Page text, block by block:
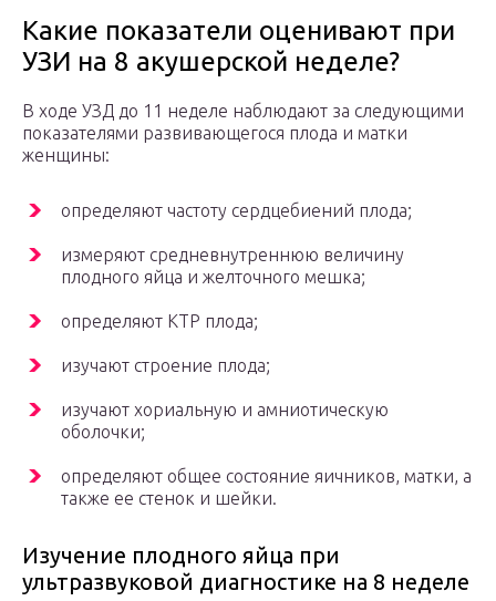
Какие показатели оценивают при
УЗИ на 8 акушерской неделе?
В ходе УЗД до 11 неделе наблюдают за следующими
показателями развивающегося плода и матки
женщины:
определяют частоту сердцебиений плода;
измеряют средневнутреннюю величину
плодного яйца и желточного мешка;
определяют КТР плода;
изучают строение плода;
изучают хориальную и амниотическую
оболочки;
определяют общее состояние яичников, матки, а
также ее стенок и шейки.
Изучение плодного яйца при
ультразвуковой диагностике на 8 неделе